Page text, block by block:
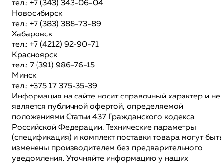
тел.: +7 (343) 343-06-04
Новосибирск
тел.: +7 (383) 388-73-89
Хабаровск
тел.: +7 (4212) 92-90-71
Красноярск
тел.: 7 (391) 986-76-15
Минск
тел.: +375 17 375-35-39
Информация на сайте носит справочный характер и не
является публичной офертой, определяемой
положениями Статьи 437 Гражданского кодекса
Российской Федерации. Технические параметры
(спецификация) и комплект поставки товара могут
изменены производителем без предварительного
уведомления. Уточняйте информацию у наших